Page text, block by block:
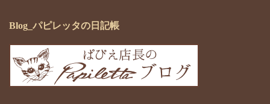
Blog_パピレッタの日記帳